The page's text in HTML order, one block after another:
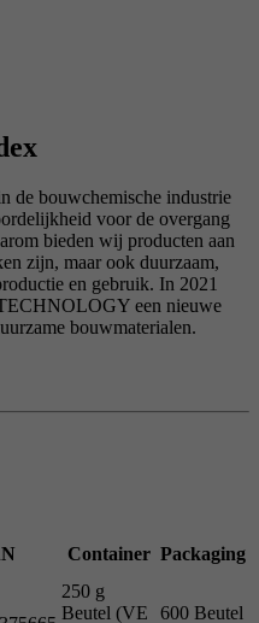
de bouwchemische industrie
voor de overgang
bieden wij producten aan
zijn, maar ook duurzaam,
en gebruik. In 2021
een nieuwe
bouwmaterialen.
Container Packaging
250 g
Beutel (VE
600 Beutel